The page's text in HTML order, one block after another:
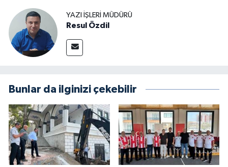
YAZI İŞLERI MÜDÜRÜ
Resul Özdil
Bunlar da ilginizi çekebilir